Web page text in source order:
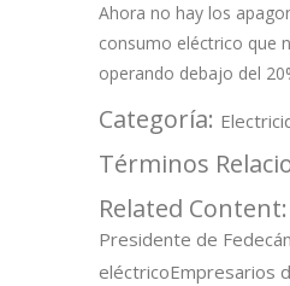
Ahora no hay los
consumo eléctrico que
operando debajo del
Categoría:
Términos
Related Content:
Presidente de
eléctricoEmpresarios